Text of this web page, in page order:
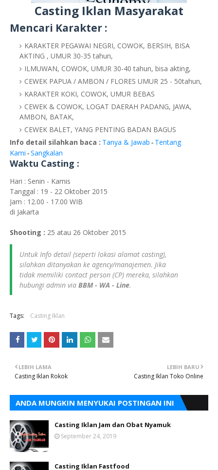
Casting Iklan Masyarakat
Mencari Karakter :
KARAKTER PEGAWAI NEGRI, COWOK, BERSIH, BISA
AKTING , UMUR 30-35 tahun,
ILMUWAN, COWOK, UMUR 30-40 tahun, bisa akting,
CEWEK PAPUA / AMBON / FLORES UMUR 25 - 50tahun,
KARAKTER KOKI, COWOK, UMUR BEBAS
CEWEK & COWOK, LOGAT DAERAH PADANG, JAWA,
AMBON, BATAK,
CEWEK BALET, YANG PENTING BADAN BAGUS
Info detail silahkan baca : Tanya & Jawab - Tentang
Kami - Sangkalan
Waktu Casting :
Hari : Senin - Kamis
Tanggal : 19 - 22 Oktober 2015
Jam : 12.00 - 17.00 WIB
di Jakarta
Shooting : 25 atau 26 Oktober 2015
Untuk Info detail (seperti lokasi alamat casting),
silahkan ditanyakan ke agency/manajemen. Jika
tidak memiliki contact person (CP) mereka, silahkan
hubungi admin via BBM - WA - Line.
Tags: Casting Iklan
LEBIH BARU
Casting Iklan Toko Online
LEBIH LAMA
Casting Iklan Rokok
ANDA MUNGKIN MENYUKAI POSTINGAN INI
Casting Iklan Jam dan Obat Nyamuk
September 24, 2019
Casting Iklan Fastfood